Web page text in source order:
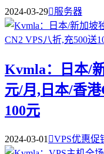
2024-03-29服务器
Kvmla：日本/
元/月,日本/香港
100元
2024-03-01 VPS优惠促